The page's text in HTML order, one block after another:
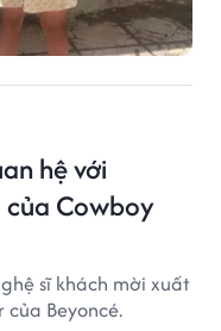
hệ với
của Cowboy
sĩ khách mời xuất
Beyoncé.